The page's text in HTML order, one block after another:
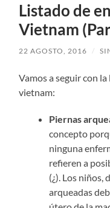
Listado de
Vietnam
22 AGOSTO, 2016 /
Vamos a seguir con
vietnam:
Piernas
concepto
ninguna
refieren a
(¿). Los niños,
arqueadas